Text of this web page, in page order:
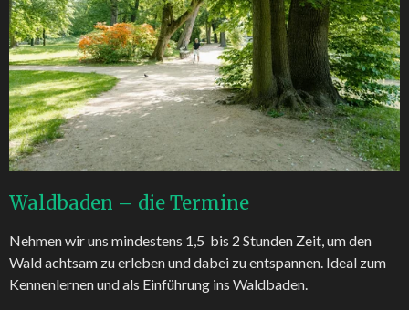
Waldbaden – die Termine
Nehmen wir uns mindestens 1,5 bis 2 Stunden Zeit, um den
Wald achtsam zu erleben und dabei zu entspannen. Ideal zum
Kennenlernen und als Einführung ins Waldbaden.